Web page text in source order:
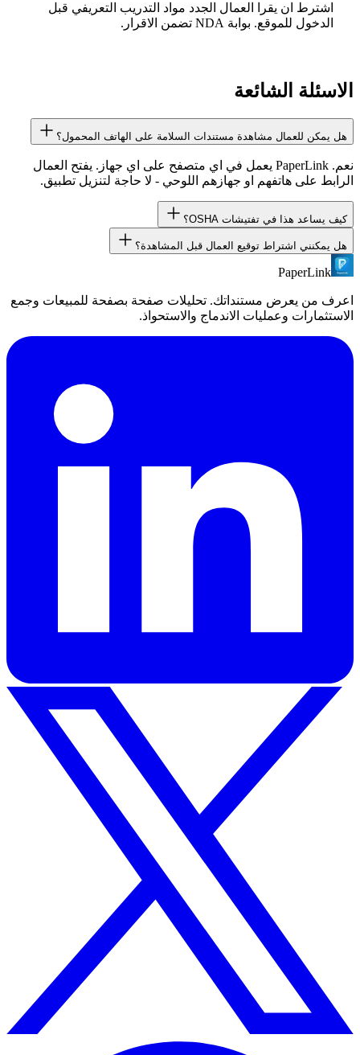
اشترط ان يقرا العمال الجدد مواد التدريب التعريفي قبل
الدخول للموقع. بوابة NDA تضمن الاقرار.
الاسئلة الشائعة
هل يمكن للعمال مشاهدة مستندات السلامة على الهاتف المحمول؟
نعم. PaperLink يعمل في اي متصفح على اي جهاز. يفتح العمال
الرابط على هاتفهم او جهازهم اللوحي - لا حاجة لتنزيل تطبيق.
كيف يساعد هذا في تفتيشات OSHA؟
PaperLink يوفر مقاييس قراءة لكل عامل لكل صفحة. اثناء
Y في التاريخ Z مقضيا متوسط 30 ثانية في كل صفحة.
هل يمكنني اشتراط توقيع العمال قبل المشاهدة؟
PaperLink
اعرف من يعرض مستنداتك. تحليلات صفحة بصفحة للمبيعات وجمع
الاستثمارات وعمليات الاندماج والاستحواذ.